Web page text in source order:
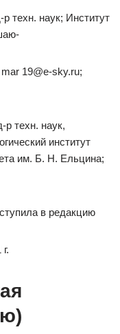
техн. наук; Институт
19@e-sky.ru;
техн. наук,
институт
им. Б. Н. Ельцина;
в редакцию